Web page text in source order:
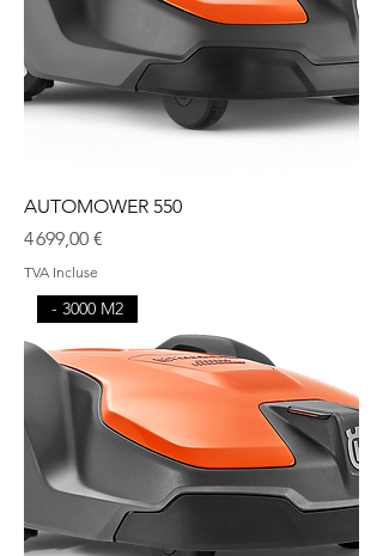
AUTOMOWER 550
Prix
4 699,00 €
TVA Incluse
- 3000 M2